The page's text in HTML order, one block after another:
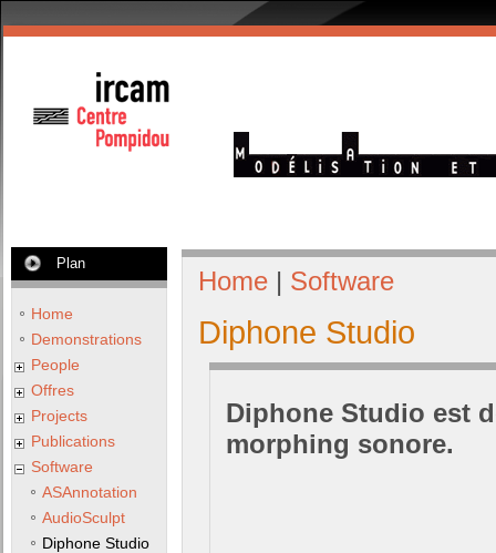
Plan
Home
Demonstrations
People
Offres
Projects
Publications
Software
ASAnnotation
AudioSculpt
Diphone Studio
Home | Software
Diphone Studio
Diphone Studio est
morphing sonore.